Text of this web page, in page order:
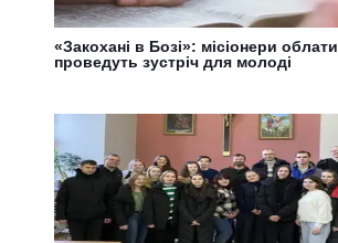
«Закохані в Бозі»: місіонери облати
проведуть зустріч для молоді